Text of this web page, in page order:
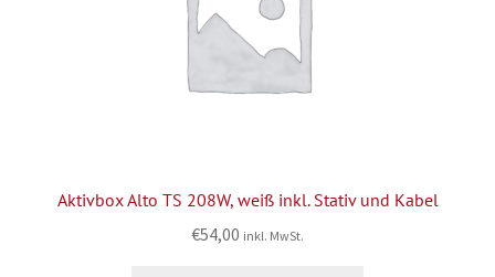
Aktivbox Alto TS 208W, weiß inkl. Stativ und Kabel
€54,00 inkl. MwSt.